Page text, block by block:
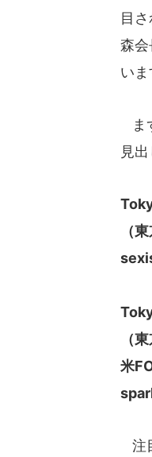
目
森会
いま
ま
見
（
（
米
注